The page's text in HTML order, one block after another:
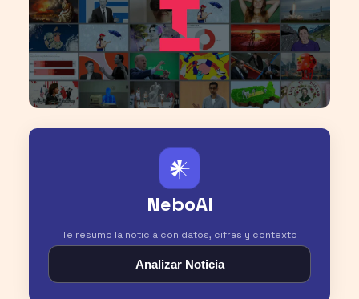
𒀭
NeboAI
Te resumo la noticia con datos, cifras y contexto
Analizar Noticia